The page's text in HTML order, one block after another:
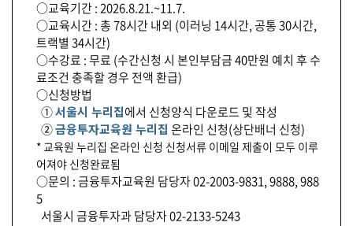
○교육기간 : 2026.8.21.~11.7.
○교육시간 : 총 78시간 내외 (이러닝 14시간, 공통 30시간,
트랙별 34시간)
○수강료 : 무료 (수간신청 시 본인부담금 40만원 예치 후 수
료조건 충족할 경우 전액 환급)
○신청방법
①서울시 누리집에서 신청양식 다운로드 및 작성
②금융투자교육원 누리집 온라인 신청(상단배너 신청)
* 교육원 누리집 온라인 신청 신청서류 이메일 제출이 모두 이루
어져야 신청완료됨
○문의 : 금융투자교육원 담당자 02-2003-9831, 9888, 988
5
서울시 금융투자과 담당자 02-2133-5243